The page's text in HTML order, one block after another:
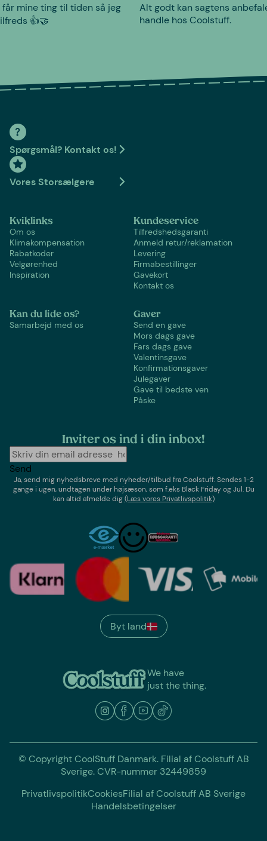
får mine ting til tiden så jeg
👍🤝
Alt godt kan sagtens
handle hos Coolstuff.
Spørgsmål? Kontakt os!
Vores Storsælgere
Kviklinks
Om os
Klimakompensation
Rabatkoder
Velgørenhed
Inspiration
Kundeservice
Tilfredshedsgaranti
Anmeld retur/reklamation
Levering
Firmabestillinger
Gavekort
Kontakt os
Kan du lide os?
Samarbejd med os
Gaver
Send en gave
Mors dags gave
Fars dags gave
Valentinsgave
Konfirmationsgaver
Julegaver
Gave til bedste ven
Påske
Inviter os ind i din inbox!
Send
Ja, send mig nyhedsbreve med nyheder/tilbud fraCoolstuff. Sendes 1-2
gange i ugen,undtagen under højsæson, som f.eks Black Friday og Jul. Du
kan altid afmelde dig(Læs vores Privatlivspolitik)
We have
just the thing.
Byt land
© Copyright CoolStuff Danmark. Filial af Coolstuff AB
Sverige. CVR-nummer 32449859
PrivatlivspolitikCookiesFilial af Coolstuff AB Sverige
Handelsbetingelser